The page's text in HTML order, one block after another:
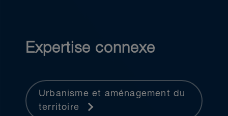
Expertise connexe
Urbanisme et aménagement du
territoire